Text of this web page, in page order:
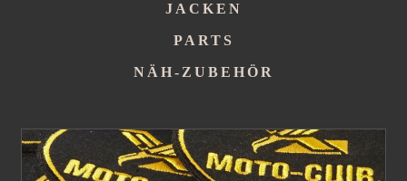
JACKEN
PARTS
NÄH-ZUBEHÖR